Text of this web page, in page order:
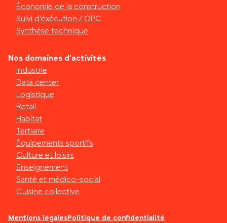
Économie de la construction
Suivi d’éxécution / OPC
Synthèse technique
Nos domaines d’activités
Industrie
Data center
Logistique
Retail
Habitat
Tertiaire
Équipements sportifs
Culture et loisirs
Enseignement
Santé et médico-social
Cuisine collective
Mentions légalesPolitique de confidentialité